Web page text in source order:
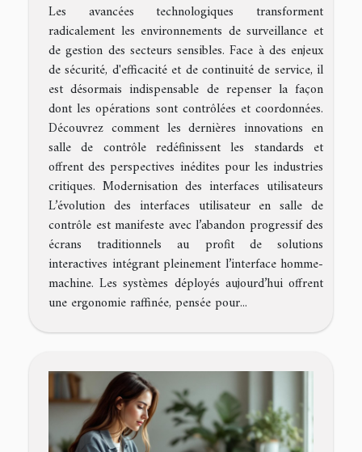
Les avancées technologiques transforment
radicalement les environnements de surveillance et
de gestion des secteurs sensibles. Face à des enjeux
de sécurité, d'efficacité et de continuité de service, il
est désormais indispensable de repenser la façon
dont les opérations sont contrôlées et coordonnées.
Découvrez comment les dernières innovations en
salle de contrôle redéfinissent les standards et
offrent des perspectives inédites pour les industries
critiques. Modernisation des interfaces utilisateurs
L’évolution des interfaces utilisateur en salle de
contrôle est manifeste avec l’abandon progressif des
écrans traditionnels au profit de solutions
interactives intégrant pleinement l’interface homme-
machine. Les systèmes déployés aujourd’hui offrent
une ergonomie raffinée, pensée pour...